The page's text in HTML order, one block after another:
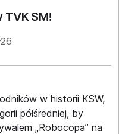
TVK SM!
w historii KSW,
półśredniej, by
„Robocopa” na